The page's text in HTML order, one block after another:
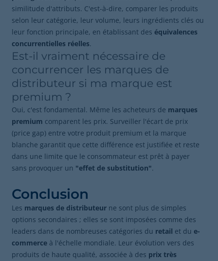
similitude d'attributs. C'est-à-dire, comparer les produits
selon leur catégorie, leur volume, leurs ingrédients clés ou
leur fonction principale, en établissant des équivalences
concurrentielles réelles.
Est-il vraiment nécessaire de
concurrencer les marques de
distributeur si ma marque est
premium ?
Oui, c'est fondamental. Même les acheteurs de marques
premium comparent les prix. Surveiller l'écart de prix
(price gap) entre votre produit premium et la marque
blanche garantit que cette différence est justifiée et reste
dans une limite que le consommateur est prêt à payer
sans provoquer un "effet de substitution".
Conclusion
Les marques de distributeur ne sont plus de simples
options secondaires ; elles se sont imposées comme des
leaders dans de nombreuses catégories du retail et du e-
commerce à l'échelle mondiale. Leur évolution vers des
produits de haute qualité, associée à des prix très